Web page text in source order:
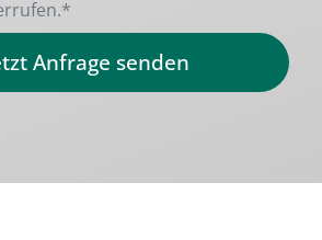
Anfrage senden